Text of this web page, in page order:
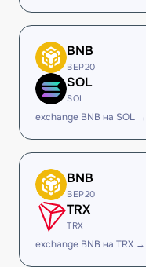
BNB
BEP20
SOL
SOL
exchange BNB на SOL →
BNB
BEP20
TRX
TRX
exchange BNB на TRX →